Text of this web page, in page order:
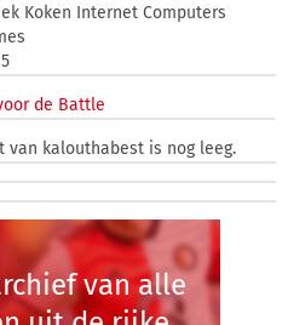
Koken Internet Computers
de Battle
van kalouthabest is nog leeg.
van alle